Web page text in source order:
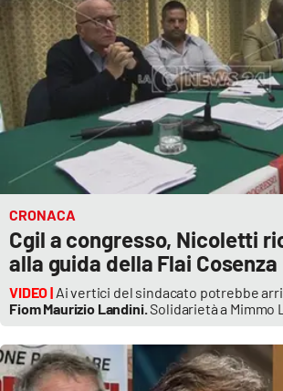
CRONACA
Cgil a congresso, Nicoletti
alla guida della Flai Cosenza
VIDEO | Ai vertici del sindacato potrebbe
Fiom Maurizio Landini.Solidarietà a Mimmo